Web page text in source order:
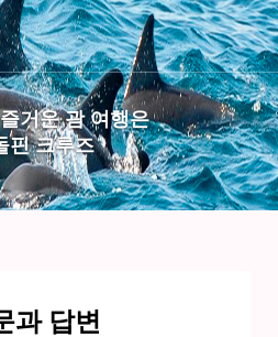
거운 괌 여행은
핀 크루즈
과 답변